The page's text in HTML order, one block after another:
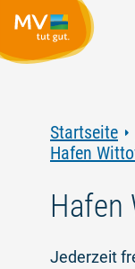
Startseite
Hafen
Hafen
Jederzeit